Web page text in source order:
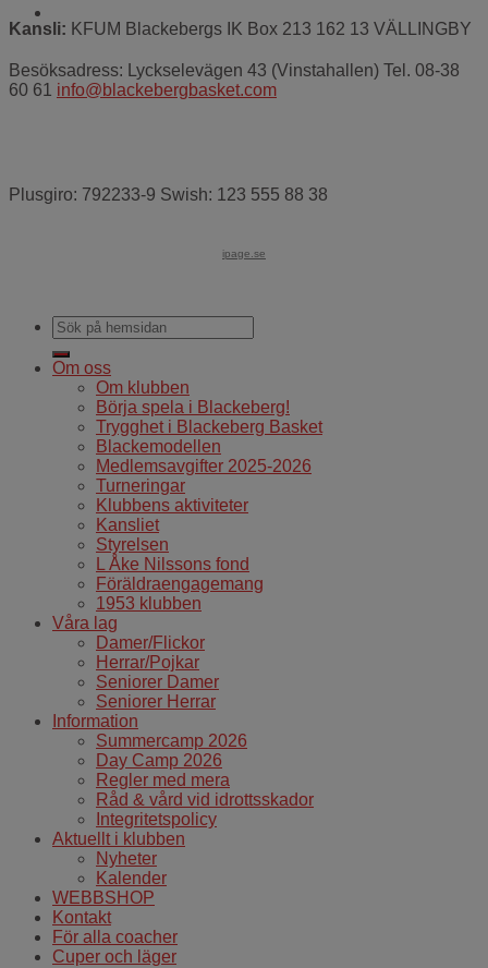
Kansli: KFUM Blackebergs IK Box 213 162 13 VÄLLINGBY
Besöksadress: Lyckselevägen 43 (Vinstahallen) Tel. 08-38
60 61 info@blackebergbasket.com
Plusgiro: 792233-9 Swish: 123 555 88 38
ipage.se
Om oss
Om klubben
Börja spela i Blackeberg!
Trygghet i Blackeberg Basket
Blackemodellen
Medlemsavgifter 2025-2026
Turneringar
Klubbens aktiviteter
Kansliet
Styrelsen
L Åke Nilssons fond
Föräldraengagemang
1953 klubben
Våra lag
Damer/Flickor
Herrar/Pojkar
Seniorer Damer
Seniorer Herrar
Information
Summercamp 2026
Day Camp 2026
Regler med mera
Råd & vård vid idrottsskador
Integritetspolicy
Aktuellt i klubben
Nyheter
Kalender
WEBBSHOP
Kontakt
För alla coacher
Cuper och läger